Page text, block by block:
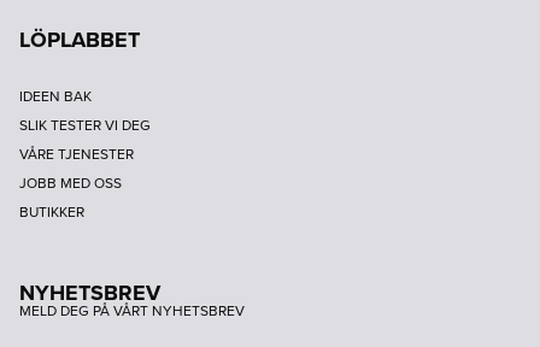
LÖPLABBET
IDEEN BAK
SLIK TESTER VI DEG
VÅRE TJENESTER
JOBB MED OSS
BUTIKKER
NYHETSBREV
MELD DEG PÅ VÅRT NYHETSBREV